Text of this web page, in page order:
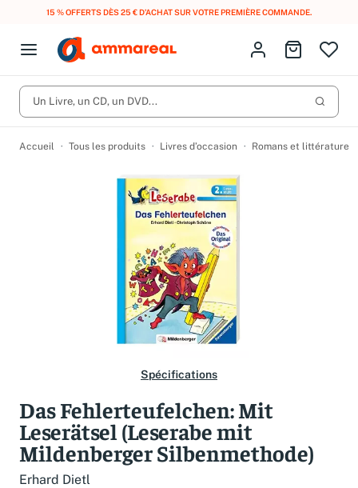
15 % OFFERTS DÈS 25 € D’ACHAT SUR VOTRE PREMIÈRE COMMANDE.
Open menu
Fermer le menu
CD d'occasion
DVD d'occasion
Vinyles d'occasion
Lancer
Vous n'avez pas trouvé l'article que vous cherchiez ?
Activez les notifications dans votre compte pour être alerté dès
qu'il est en stock.
Créer une alerte
Identifiez-vous
Aller au
Un Livre, un CD, un DVD...
Accueil Tous les produits Livres d’occasion Romans et littérature
Spécifications
Das Fehlerteufelchen: Mit
Leserätsel (Leserabe mit
Mildenberger Silbenmethode)
Erhard Dietl